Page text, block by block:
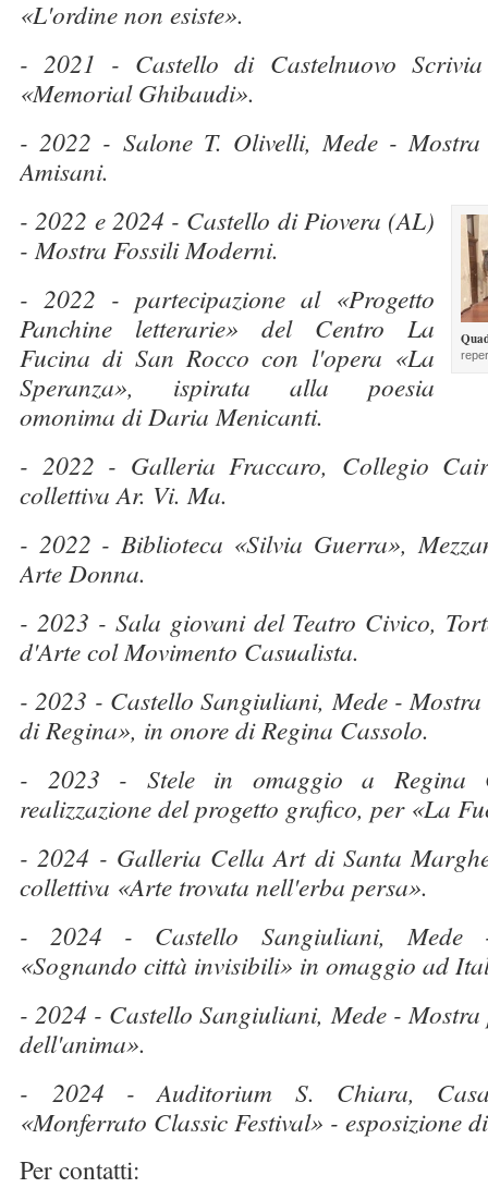
«L'ordine non esiste».
- 2021 - Castello di Castelnuovo
«Memorial Ghibaudi».
- 2022 - Salone T. Olivelli, Mede -
Amisani.
- 2022 e 2024 - Castello di Piovera (AL)
- Mostra Fossili Moderni.
- 2022 - partecipazione al «Progetto
Panchine letterarie» del Centro La
Fucina di San Rocco con l'opera «La
Speranza», ispirata alla poesia
omonima di Daria Menicanti.
- 2022 - Galleria Fraccaro, Collegio
collettiva Ar. Vi. Ma.
- 2022 - Biblioteca «Silvia Guerra»,
Arte Donna.
- 2023 - Sala giovani del Teatro Civico,
d'Arte col Movimento Casualista.
- 2023 - Castello Sangiuliani, Mede -
di Regina», in onore di Regina Cassolo.
- 2023 - Stele in omaggio a Regina
realizzazione del progetto grafico, per «La
- 2024 - Galleria Cella Art di Santa
collettiva «Arte trovata nell'erba persa».
- 2024 - Castello Sangiuliani, Mede
«Sognando città invisibili» in omaggio ad
- 2024 - Castello Sangiuliani, Mede - Mostra
dell'anima».
- 2024 - Auditorium S. Chiara,
«Monferrato Classic Festival» - esposizione
Per contatti: